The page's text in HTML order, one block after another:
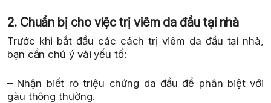
2. Chuẩn bị cho việc trị viêm da đầu tại nhà
Trước khi bắt đầu các cách trị viêm da đầu tại nhà,
bạn cần chú ý vài yếu tố:
– Nhận biết rõ triệu chứng da đầu để phân biệt với
gàu thông thường.